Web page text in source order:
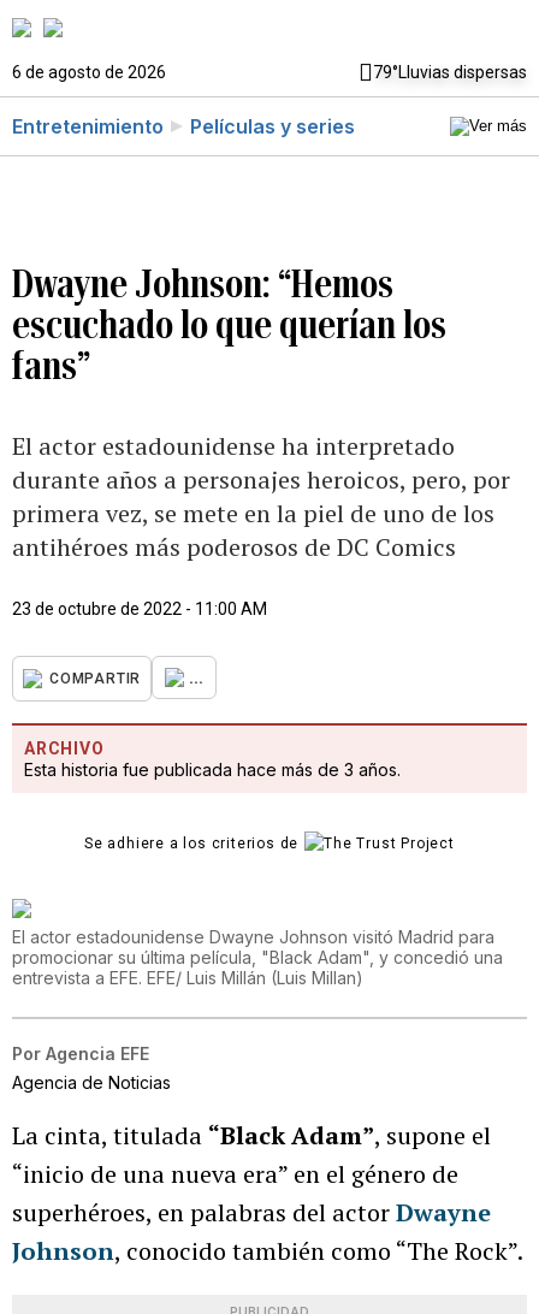
6 de agosto de 2026 79°Lluvias dispersas
Entretenimiento Películas y series
Dwayne Johnson: “Hemos
escuchado lo que querían los
fans”
El actor estadounidense ha interpretado
durante años a personajes heroicos, pero, por
primera vez, se mete en la piel de uno de los
antihéroes más poderosos de DC Comics
23 de octubre de 2022 - 11:00 AM
COMPARTIR ...
ARCHIVO
Esta historia fue publicada hace más de 3 años.
Se adhiere a los criterios de
El actor estadounidense Dwayne Johnson visitó Madrid para
promocionar su última película, "Black Adam", y concedió una
entrevista a EFE. EFE/ Luis Millán (Luis Millan)
Por Agencia EFE
Agencia de Noticias
La cinta, titulada “Black Adam”, supone el
“inicio de una nueva era” en el género de
superhéroes, en palabras del actorDwayne
Johnson, conocido también como “The Rock”.